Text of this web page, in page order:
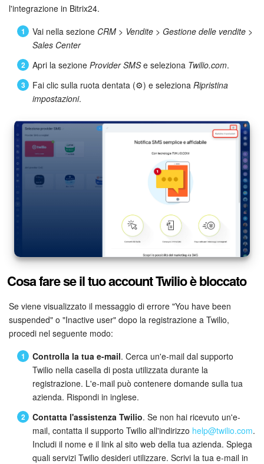
l'integrazione in Bitrix24.
Vai nella sezione CRM > Vendite > Gestione delle vendite >
Sales Center
Apri la sezione Provider SMSe seleziona Twilio.com.
Fai clic sulla ruota dentata (⚙️) e seleziona Ripristina
impostazioni.
Cosa fare se il tuo account Twilio è bloccato
Se viene visualizzato il messaggio di errore "You have been
suspended" o "Inactive user" dopo la registrazione a Twilio,
procedi nel seguente modo:
Controlla la tua e-mail. Cerca un'e-mail dal supporto
Twilio nella casella di posta utilizzata durante la
registrazione. L'e-mail può contenere domande sulla tua
azienda. Rispondi in inglese.
Contatta l'assistenza Twilio. Se non hai ricevuto un'e-
mail, contatta il supporto Twilio all'indirizzo help@twilio.com.
Includi il nome e il link al sito web della tua azienda. Spiega
quali servizi Twilio desideri utilizzare. Scrivi la tua e-mail in